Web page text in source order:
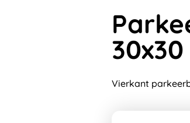
Vierkant